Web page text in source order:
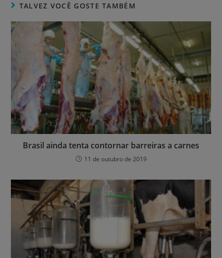
TALVEZ VOCÊ GOSTE TAMBÉM
Brasil ainda tenta contornar barreiras a carnes
11 de outubro de 2019